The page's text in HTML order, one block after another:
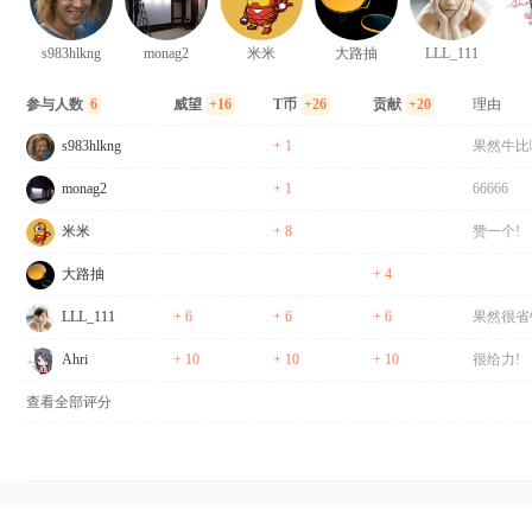
s983hlkng monag2 米米 大路抽 LLL_111
参与人数 6 威望 +16 T币 +26 贡献 +20 理由
s983hlkng + 1 果然牛
monag2 + 1 66666
米米 + 8 赞一个!
大路抽 + 4
LLL_111 + 6 + 6 + 6 果然很
Ahri + 10 + 10 + 10 很给力!
查看全部评分